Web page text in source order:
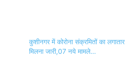
कुशीनगर में कोरोना संक्रमितों का लगातार
मिलना जारी,07 नये मामले…